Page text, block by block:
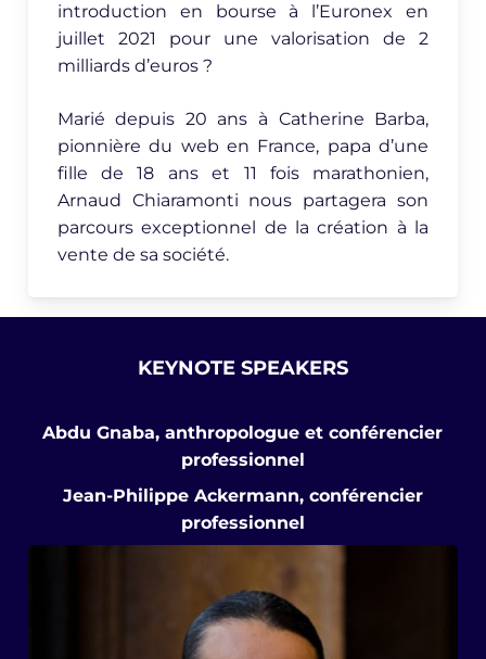
introduction en bourse à l’Euronex en
juillet 2021 pour une valorisation de 2
milliards d’euros ?
Marié depuis 20 ans à Catherine Barba,
pionnière du web en France, papa d’une
fille de 18 ans et 11 fois marathonien,
Arnaud Chiaramonti nous partagera son
parcours exceptionnel de la création à la
vente de sa société.
KEYNOTE SPEAKERS
Abdu Gnaba, anthropologue et conférencier
professionnel
Jean-Philippe Ackermann, conférencier
professionnel